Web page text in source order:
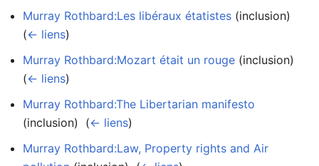
Murray Rothbard:Les libéraux étatistes (inclusion) ‎
(← liens)
Murray Rothbard:Mozart était un rouge (inclusion) ‎
(← liens)
Murray Rothbard:The Libertarian manifesto
(inclusion) ‎ (← liens)
Murray Rothbard:Law, Property rights and Air